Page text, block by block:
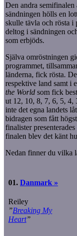
Den andra
sändningen hölls en
skulle tävla och rösta i
deltog i sändningen
som erbjöds.
Själva omröstningen
programmet,
länderna, fick rösta.
respektive land samt i
the World som fick
ut 12, 10, 8, 7, 6, 5,
inte det egna landets
bidragen som fått
finalister
finalen blev det känt
Nedan finner du vilka
01. Danmark »
Reiley
”Breaking My
Heart”